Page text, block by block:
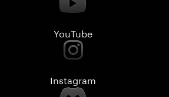
YouTube
Instagram